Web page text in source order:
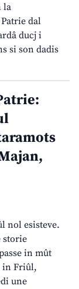
la
dal
ducj i
si son dadis
nol esisteve.
storie
in mût
in Friûl,
une